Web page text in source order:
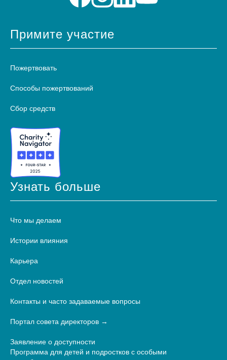
Примите участие
Пожертвовать
Способы пожертвований
Сбор средств
Узнать больше
Что мы делаем
Истории влияния
Карьера
Отдел новостей
Контакты и часто задаваемые вопросы
Портал совета директоров
Заявление о доступности
Программа для детей и подростков с особыми